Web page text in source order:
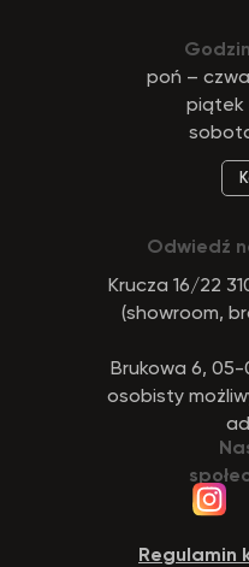
poń –
piątek
Regulamin
Odwiedź
Krucza 16/22
(showroom,
Brukowa 6,
osobisty